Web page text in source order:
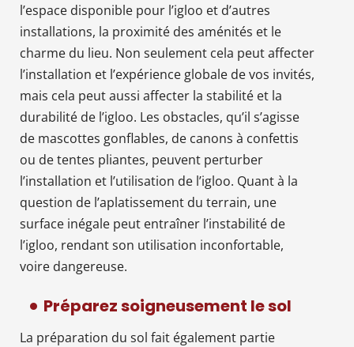
l’espace disponible pour l’igloo et d’autres
installations, la proximité des aménités et le
charme du lieu. Non seulement cela peut affecter
l’installation et l’expérience globale de vos invités,
mais cela peut aussi affecter la stabilité et la
durabilité de l’igloo. Les obstacles, qu’il s’agisse
de mascottes gonflables, de canons à confettis
ou de tentes pliantes, peuvent perturber
l’installation et l’utilisation de l’igloo. Quant à la
question de l’aplatissement du terrain, une
surface inégale peut entraîner l’instabilité de
l’igloo, rendant son utilisation inconfortable,
voire dangereuse.
Préparez soigneusement le sol
La préparation du sol fait également partie